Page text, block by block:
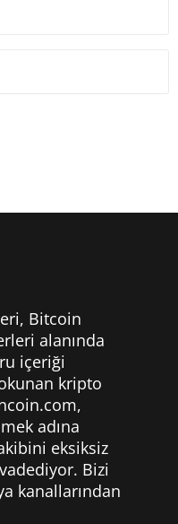
Bitcoin
alanında
içeriği
kripto
adına
eksiksiz
Bizi
kanallarından